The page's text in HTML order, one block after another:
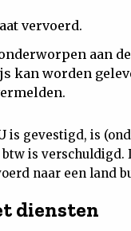
vervoerd.
aan
kan worden
is gevestigd, is
is verschuldigd.
naar een land
diensten